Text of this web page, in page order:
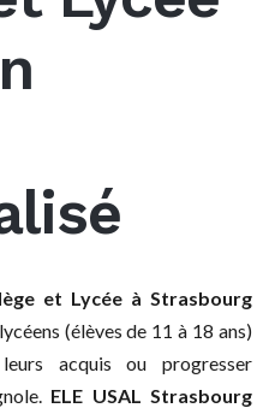
et Lycée à Strasbourg
(élèves de 11 à 18 ans)
acquis ou progresser
ELE USAL Strasbourg